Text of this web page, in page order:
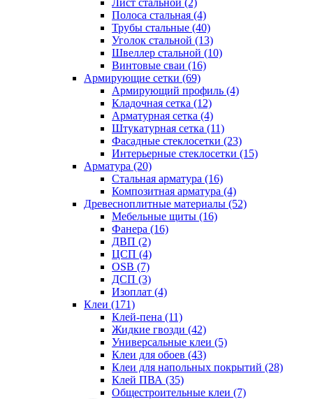
Лист стальной (2)
Полоса стальная (4)
Трубы стальные (40)
Уголок стальной (13)
Швеллер стальной (10)
Винтовые сваи (16)
Армирующие сетки (69)
Армирующий профиль (4)
Кладочная сетка (12)
Арматурная сетка (4)
Штукатурная сетка (11)
Фасадные стеклосетки (23)
Интерьерные стеклосетки (15)
Арматура (20)
Стальная арматура (16)
Композитная арматура (4)
Древесноплитные материалы (52)
Мебельные щиты (16)
Фанера (16)
ДВП (2)
ЦСП (4)
OSB (7)
ДСП (3)
Изоплат (4)
Клеи (171)
Клей-пена (11)
Жидкие гвозди (42)
Универсальные клеи (5)
Клеи для обоев (43)
Клеи для напольных покрытий (28)
Клей ПВА (35)
Общестроительные клеи (7)